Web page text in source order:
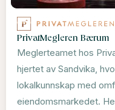
PrivatMegleren Bærum
Meglerteamet hos
hjertet av Sandvika,
lokalkunnskap med
eiendomsmarkedet.